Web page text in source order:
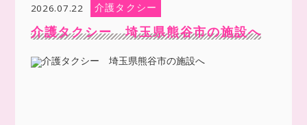
2026.07.22 介護タクシー
介護タクシー 埼玉県熊谷市の施設へ